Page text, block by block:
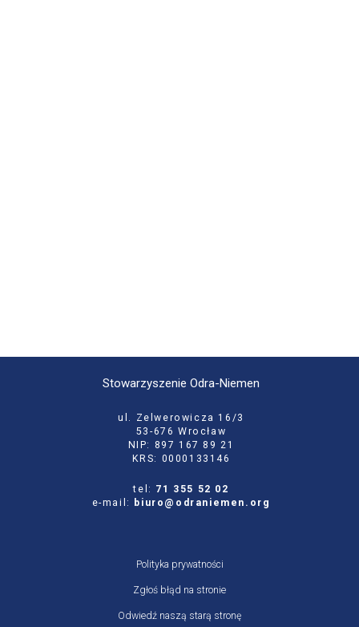
Stowarzyszenie Odra-Niemen
ul. Zelwerowicza 16/3
53-676 Wrocław
NIP: 897 167 89 21
KRS: 0000133146
tel: 71 355 52 02
e-mail:
biuro@odraniemen.org
Polityka prywatności
Zgłoś błąd na stronie
Odwiedź naszą starą stronę